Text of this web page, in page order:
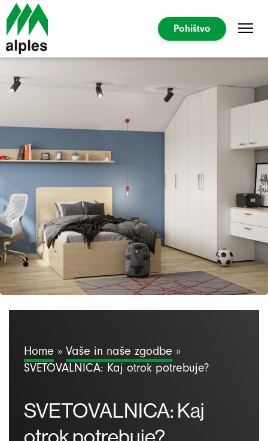
Pohištvo
Home » Vaše in naše zgodbe »
SVETOVALNICA: Kaj otrok potrebuje?
SVETOVALNICA: Kaj